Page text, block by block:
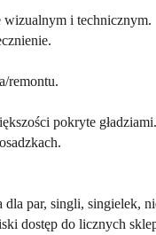
wizualnym i technicznym.
remontu.
pokryte gładziami.
par, singli, singielek,
dostęp do licznych